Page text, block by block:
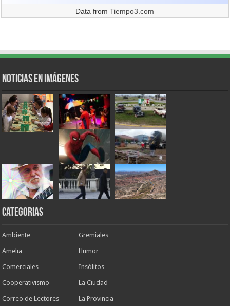
Data fromTiempo3.com
Noticias en Imágenes
Categorias
Ambiente
Amelia
Comerciales
Cooperativismo
Correo de Lectores
Gremiales
Humor
Insólitos
La Ciudad
La Provincia